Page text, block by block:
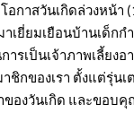
กาสวันเกิดล่วงหน้า
เยี่ยมเยือนบ้านเด็กก
ารเป็นเจ้าภาพเลี้ยงอ
ชิกของเรา ตั้งแต่รุ่นเ
องวันเกิด และขอบคุ